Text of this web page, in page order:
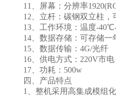
11、屏幕：分辨率
12、立杆：碳钢双立柱，
13、工作环境：温度-
14、数据存储：可存储一
15、数据传输：4G/光纤
16、供电方式：220V市电
17、功耗：500w
四、产品特点
1、整机采用高集成模组